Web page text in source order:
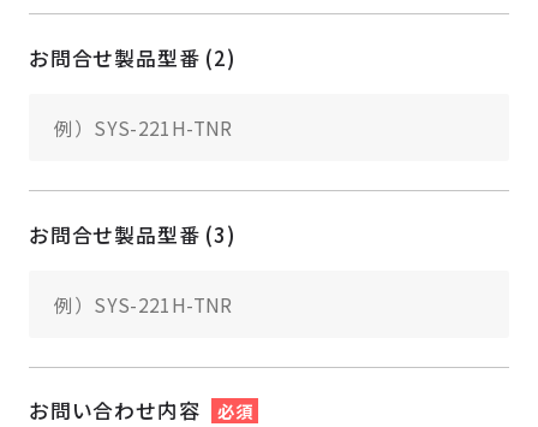
お問合せ製品型番 (2)
お問合せ製品型番 (3)
お問い合わせ内容 必須